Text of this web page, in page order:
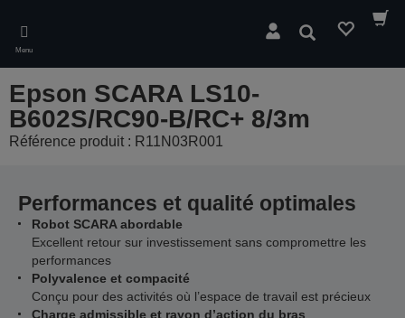
main
content
Menu
Rechercher
Epson SCARA LS10-
B602S/RC90-B/RC+ 8/3m
Référence produit : R11N03R001
Performances et qualité optimales
Robot SCARA abordable
Excellent retour sur investissement sans compromettre les
performances
Polyvalence et compacité
Conçu pour des activités où l’espace de travail est précieux
Charge admissible et rayon d’action du bras